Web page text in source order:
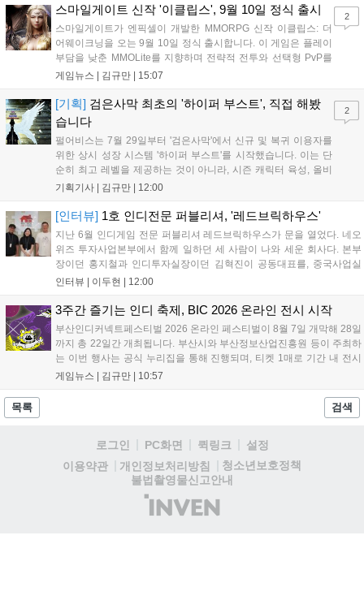
를 표했습니다....
스마일게이트 신작 '이클립스', 9월 10일 정식 출시
스마일게이트가 엔픽셀이 개발한 MMORPG 신작 이클립스: 더
어웨이크닝을 오는 9월 10일 정식 출시합니다. 이 게임은 플레이
부담을 낮춘 MMOLite를 지향하며 전략적 전투와 선택형 PvP를
특징으로 합니다. 현재 공식 홈페이지와 앱 마켓에서 사전등록을
니다. 또한 카카오톡 채널 추가 시 주차별 스페셜 쿠폰과 한정 스
킨, 경품 이벤트 등 풍성한 혜택을 마련해 이용자들의 기대를 모
으고 있습니다....
게임뉴스 | 김규만 | 15:07
2
[기획] 검은사막 최초의 '하이퍼 부스트', 직접 해봤
습니다
펄어비스는 7월 29일부터 '검은사막'에서 신규 및 복귀 이용자를
위한 상시 성장 시스템 '하이퍼 부스트'를 시작했습니다. 이는 단
순히 최고 레벨을 제공하는 것이 아니라, 시즌 캐릭터 육성, 올비
아 아카데미 수료, 아침의 나라 설화 진행 등 4단계 과정을 통해
용자는 과제를 완수하며 동(V) 투발라 장비와 검은별 무기, 카라
기획기사 | 김규만 | 12:00
2
[인터뷰] 1호 인디전문 퍼블리셔, '레드브릭하우스'
지난 6월 인디게임 전문 퍼블리셔 레드브릭하우스가 문을 열었다. 네오
위즈 투자사업본부에서 함께 일하던 세 사람이 나와 세운 회사다. 본부
장이던 홍지철과 인디투자실장이던 김혁진이 공동대표를, 중국사업실
장이던 이민정이 이사를 맡았다. 출범 한 달여 만에 위메이드맥스의 전
들어왔다. 서비스 중인...
인터뷰 | 이두현 | 12:00
3주간 즐기는 인디 축제, BIC 2026 온라인 전시 시작
부산인디커넥트페스티벌 2026 온라인 페스티벌이 8월 7일 개막해 28일
까지 총 22일간 개최됩니다. 부산시와 부산정보산업진흥원 등이 주최하
는 이번 행사는 공식 누리집을 통해 진행되며, 티켓 1매로 기간 내 전시
작을 제한 없이 체험할 수 있습니다. 일반 및 루키 부문 등 다양한 인디게
세계 누구나 참여 가능한 이번 행사는 역대 최대 규모로 열려 인디게임
게임뉴스 | 김규만 | 10:57
목록 검색
로그인 PC화면 퀵링크
설정
이용약관
개인정보처리방침
청소년보호정책
불법촬영물신고안내
(주)
인